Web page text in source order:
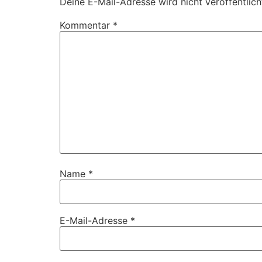
Kommentar *
Name *
E-Mail-Adresse *